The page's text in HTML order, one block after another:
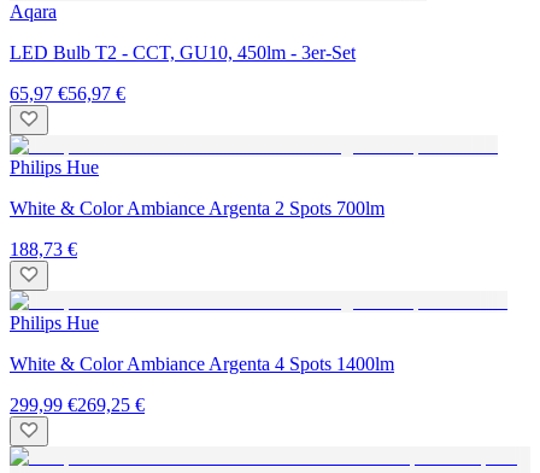
Aqara
LED Bulb T2 - CCT, GU10, 450lm - 3er-Set
65,97 €56,97 €
Philips Hue
White & Color Ambiance Argenta 2 Spots 700lm
188,73 €
Philips Hue
White & Color Ambiance Argenta 4 Spots 1400lm
299,99 €269,25 €